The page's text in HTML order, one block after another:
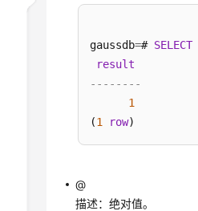
gaussdb=# SELECT
result
--------
1
(1 row
@
描述：绝对值。